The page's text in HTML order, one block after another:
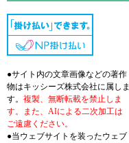
●サイト内の文章画像などの著作
物はキッシーズ株式会社に属しま
す。 複製、無断転載を禁止しま
す。また、AIによる二次加工は
ご遠慮ください。
●当ウェブサイトを装ったウェブ